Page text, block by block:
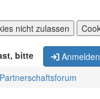
bitte Anmelden